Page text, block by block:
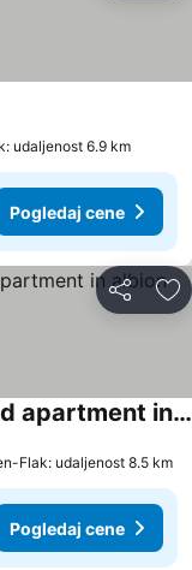
udaljenost 6.9 km
Pogledaj cene
Deli
Rustic private room in a shared apartment in albion
Flak: udaljenost 8.5 km
Pogledaj cene